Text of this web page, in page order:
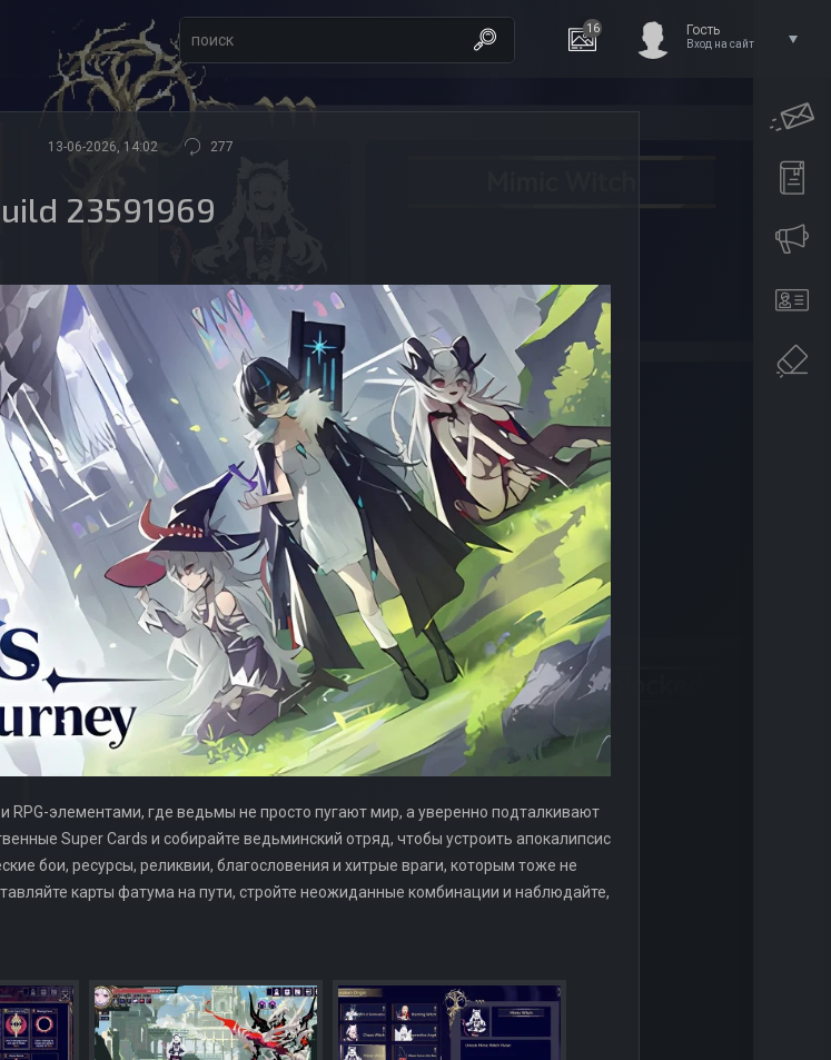
16 Гость
Вход на сайт
13-06-2026, 14:02 277
23591969
RPG-элементами, где ведьмы не просто пугают мир, а уверенно подталкивают
Super Cards и собирайте ведьминский отряд, чтобы устроить апокалипсис
бои, ресурсы, реликвии, благословения и хитрые враги, которым тоже не
карты фатума на пути, стройте неожиданные комбинации и наблюдайте,